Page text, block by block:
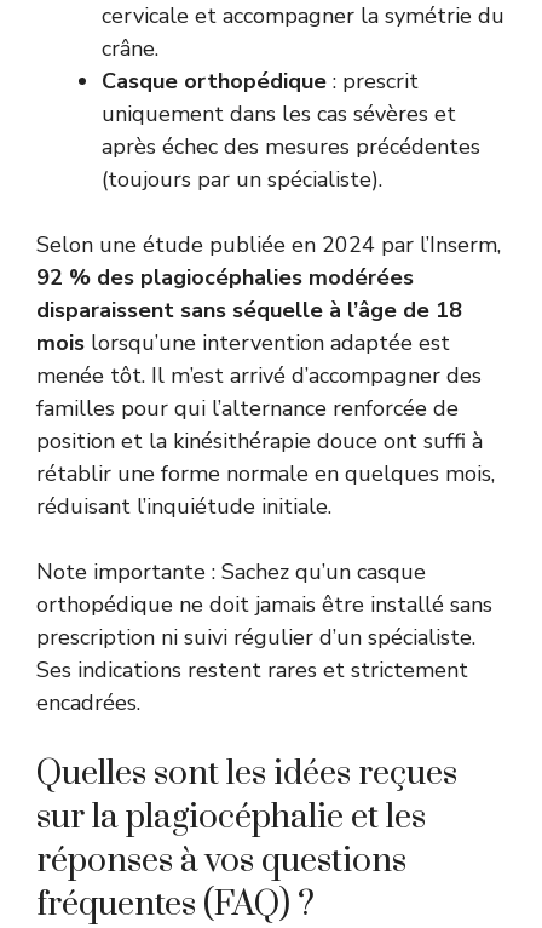
cervicale et accompagner la symétrie du
crâne.
Casque orthopédique : prescrit
uniquement dans les cas sévères et
après échec des mesures précédentes
(toujours par un spécialiste).
Selon une étude publiée en 2024 par l’Inserm,
92 % des plagiocéphalies modérées
disparaissent sans séquelle à l’âge de 18
mois lorsqu’une intervention adaptée est
menée tôt. Il m’est arrivé d’accompagner des
familles pour qui l’alternance renforcée de
position et la kinésithérapie douce ont suffi à
rétablir une forme normale en quelques mois,
réduisant l’inquiétude initiale.
Note importante : Sachez qu’un casque
orthopédique ne doit jamais être installé sans
prescription ni suivi régulier d’un spécialiste.
Ses indications restent rares et strictement
encadrées.
Quelles sont les idées reçues
sur la plagiocéphalie et les
réponses à vos questions
fréquentes (FAQ) ?